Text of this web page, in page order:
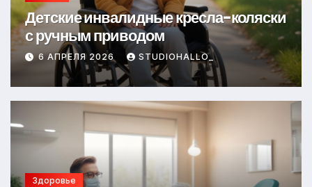
Детские инвалидные кресла-коляски
с ручным приводом
6 АПРЕЛЯ 2026 STUDIOHALLO_
Здоровье